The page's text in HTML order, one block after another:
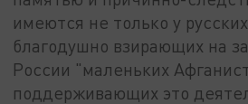
имеются не только у
благодушно взирающих на
России "маленьких
поддерживающих это